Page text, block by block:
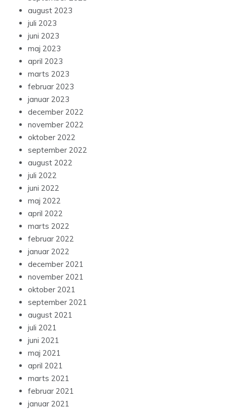
august 2023
juli 2023
juni 2023
maj 2023
april 2023
marts 2023
februar 2023
januar 2023
december 2022
november 2022
oktober 2022
september 2022
august 2022
juli 2022
juni 2022
maj 2022
april 2022
marts 2022
februar 2022
januar 2022
december 2021
november 2021
oktober 2021
september 2021
august 2021
juli 2021
juni 2021
maj 2021
april 2021
marts 2021
februar 2021
januar 2021